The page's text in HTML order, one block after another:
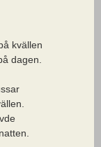
kvällen
dagen.